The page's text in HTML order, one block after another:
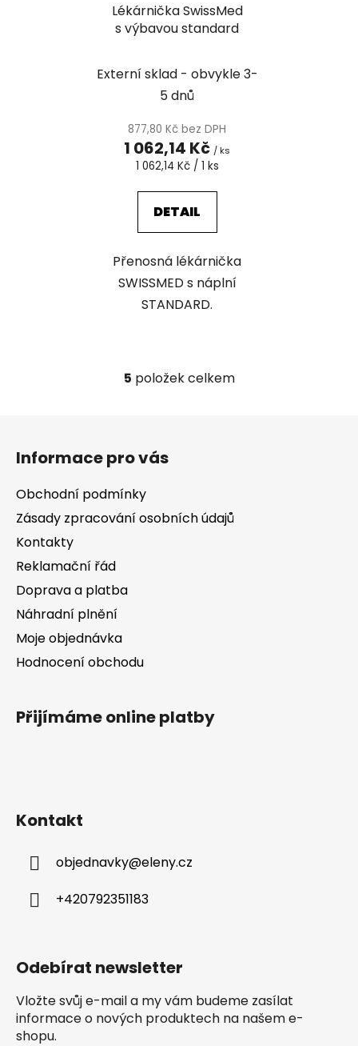
Lékárnička SwissMed
s výbavou standard
Externí sklad - obvykle 3-
5 dnů
877,80 Kč bez DPH
1 062,14 Kč / ks
Měrná
1 062,14 Kč / 1 ks
DETAIL
Přenosná lékárnička
SWISSMED s náplní
STANDARD.
O
í
p
5 položek celkem
Informace pro vás
Obchodní podmínky
Zásady zpracování osobních údajů
Kontakty
Reklamační řád
Doprava a platba
Náhradní plnění
Moje objednávka
Hodnocení obchodu
Přijímáme online platby
Kontakt
objednavky@eleny.cz
+420792351183
Odebírat newsletter
Vložte svůj e-mail a my vám budeme zasílat
informace o nových produktech na našem e-
shopu.